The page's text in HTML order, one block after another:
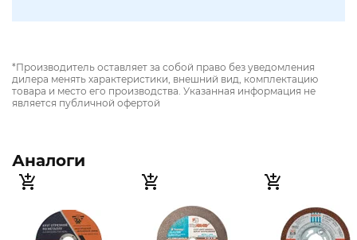
*Производитель оставляет за собой право без уведомления
дилера менять характеристики, внешний вид, комплектацию
товара и место его производства. Указанная информация не
является публичной офертой
Аналоги